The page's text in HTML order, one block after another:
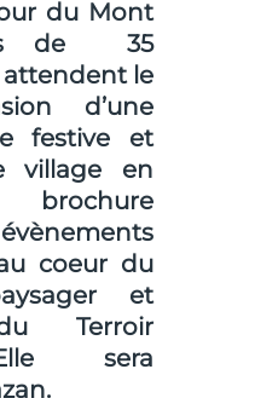
du Mont
de 35
le
d’une
festive et
village en
brochure
coeur du
et
Terroir
sera